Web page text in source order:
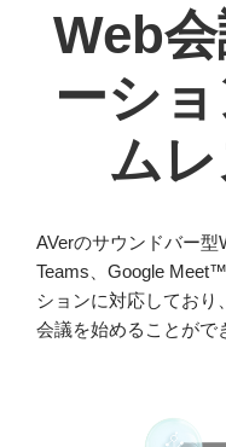
Web
ーシ
ム
AVerのサウンドバー
Teams、Google
ションに対応しており
会議を始めることがで